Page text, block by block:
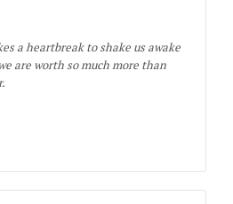
a heartbreak to shake us awake
are worth so much more than